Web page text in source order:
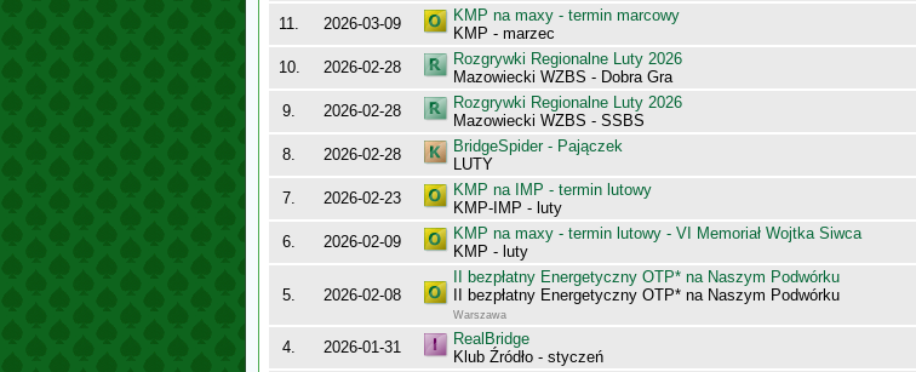
11. 2026-03-09
KMP na maxy - termin marcowy
KMP - marzec
10. 2026-02-28
Rozgrywki Regionalne Luty 2026
Mazowiecki WZBS - Dobra Gra
9. 2026-02-28
Rozgrywki Regionalne Luty 2026
Mazowiecki WZBS - SSBS
8. 2026-02-28
BridgeSpider - Pajączek
LUTY
7. 2026-02-23
KMP na IMP - termin lutowy
KMP-IMP - luty
6. 2026-02-09
KMP na maxy - termin lutowy - VI Memoriał Wojtka Siwca
KMP - luty
5. 2026-02-08
II bezpłatny Energetyczny OTP* na Naszym Podwórku
II bezpłatny Energetyczny OTP* na Naszym Podwórku
Warszawa
4. 2026-01-31
RealBridge
Klub Źródło - styczeń